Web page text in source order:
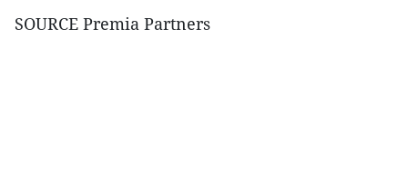
SOURCE Premia Partners